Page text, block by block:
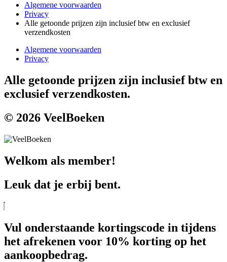
Algemene voorwaarden
Privacy
Alle getoonde prijzen zijn inclusief btw en exclusief
verzendkosten
Algemene voorwaarden
Privacy
Alle getoonde prijzen zijn inclusief btw en
exclusief verzendkosten.
© 2026 VeelBoeken
Welkom als member!
Leuk dat je erbij bent.
Vul onderstaande kortingscode in tijdens
het afrekenen voor 10% korting op het
aankoopbedrag.